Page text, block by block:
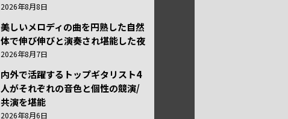
2026年8月8日
美しいメロディの曲を円熟した自然
体で伸び伸びと演奏され堪能した夜
2026年8月7日
内外で活躍するトップギタリスト4
人がそれぞれの音色と個性の競演/
共演を堪能
2026年8月6日